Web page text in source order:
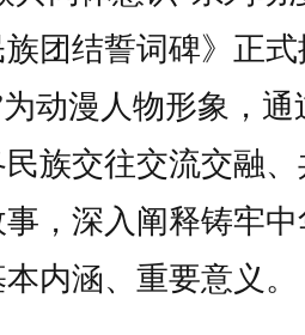
团结誓词碑》正
动漫人物形象，通
族交往交流交融
，深入阐释铸牢
内涵、重要意义。